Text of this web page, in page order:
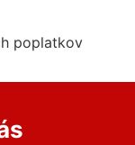
poplatkov